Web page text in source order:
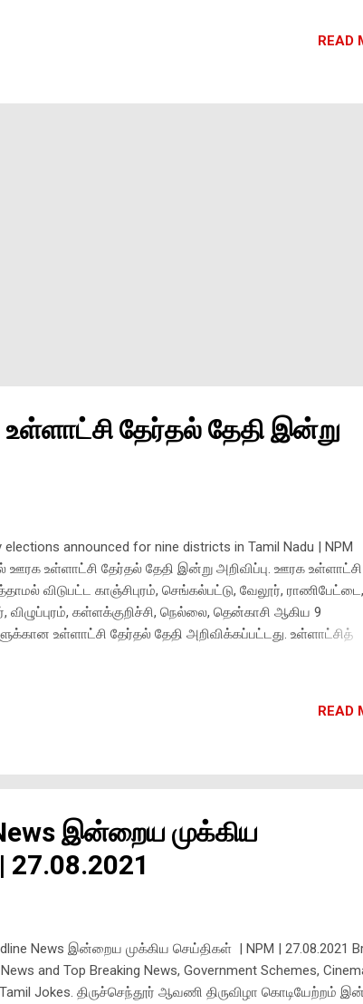
மாவட்டம், நெல்லை மாவட்டம், தூத்துக்குடி ஆகிய
மழைக்கு வாய்ப்பு புதுச்சேரி மற்றும் காரைக்கால்
READ
தேர்தல் தேதி இன்று
elections announced for nine districts in Tamil Nadu | NPM
ஊரக உள்ளாட்சி தேர்தல் தேதி இன்று அறிவிப்பு. ஊரக உள்ளாட்சி
விடுபட்ட காஞ்சிபுரம், செங்கல்பட்டு, வேலூர், ராணிபேட்டை,
விழுப்புரம், கள்ளக்குறிச்சி, நெல்லை, தென்காசி ஆகிய 9
உள்ளாட்சி தேர்தல் தேதி அறிவிக்கப்பட்டது. உள்ளாட்சித்
அக்டோபர் 6 (06.10.2021) மற்றும் 9ம் (09.10.2021)
நடைபெறும் என்று அறிவிக்கப்பட்டுள்ளது. வாக்குப்பதிவு
12-ம் தேதி (12.10.2021) நடைபெறும். ஊரக
தேர்தல் 7,921 வாக்குச்சாவட...
READ
இன்றைய முக்கிய
News இன்றைய முக்கிய செய்திகள் | NPM | 27.08.2021
and Top Breaking News, Government Schemes,
Jokes. திருச்செந்தூர் ஆவணி திருவிழா கொடியேற்றம்